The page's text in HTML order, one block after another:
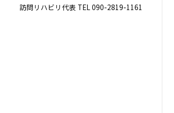
訪問リハビリ代表 TEL 090-2819-1161